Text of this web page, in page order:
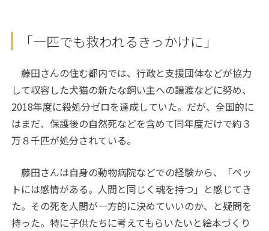
「一匹でも救われるきっかけに」
藤田さんの住む都内では、行政と支援団体などが協力
して収容した犬猫の新たな飼い主への譲渡などに努め、
2018年度に殺処分ゼロを達成していた。だが、全国的に
はまだ、保護後の自然死などを含めて同年度だけで約３
万８千匹が処分されている。
藤田さんは自身の動物病院などでの経験から、「ペッ
トには感情がある。人間と同じく魂を持つ」と感じてき
た。その死を人間が一方的に決めていいのか、と疑問を
持った。特に子供たちに考えてもらいたいと絵本づくり